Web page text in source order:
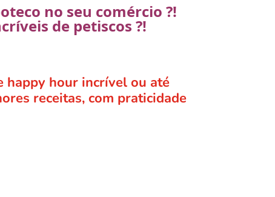
no seu comércio ?!
de petiscos ?!
happy hour incrível ou até
receitas, com praticidade